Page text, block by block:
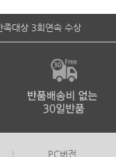
족대상 3회연속 수상
PC버전